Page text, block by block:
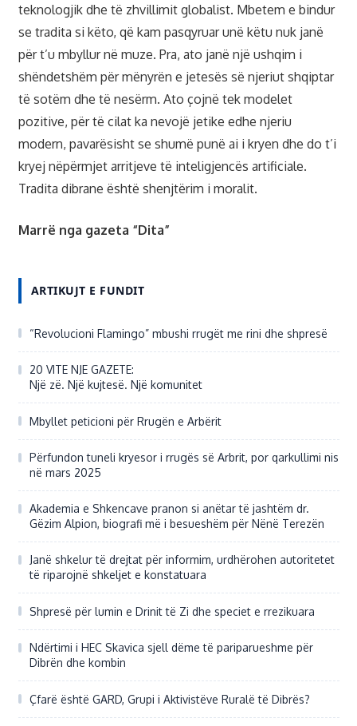
teknologjik dhe të zhvillimit globalist. Mbetem e bindur
se tradita si këto, që kam pasqyruar unë këtu nuk janë
për t’u mbyllur në muze. Pra, ato janë një ushqim i
shëndetshëm për mënyrën e jetesës së njeriut shqiptar
të sotëm dhe të nesërm. Ato çojnë tek modelet
pozitive, për të cilat ka nevojë jetike edhe njeriu
modern, pavarësisht se shumë punë ai i kryen dhe do t’i
kryej nëpërmjet arritjeve të inteligjencës artificiale.
Tradita dibrane është shenjtërim i moralit.
Marrë nga gazeta “Dita”
ARTIKUJT E FUNDIT
“Revolucioni Flamingo” mbushi rrugët me rini dhe shpresë
20 VITE NJE GAZETE:
Një zë. Një kujtesë. Një komunitet
Mbyllet peticioni për Rrugën e Arbërit
Përfundon tuneli kryesor i rrugës së Arbrit, por qarkullimi nis
në mars 2025
Akademia e Shkencave pranon si anëtar të jashtëm dr.
Gëzim Alpion, biografi më i besueshëm për Nënë Terezën
Janë shkelur të drejtat për informim, urdhërohen autoritetet
të riparojnë shkeljet e konstatuara
Shpresë për lumin e Drinit të Zi dhe speciet e rrezikuara
Ndërtimi i HEC Skavica sjell dëme të pariparueshme për
Dibrën dhe kombin
Çfarë është GARD, Grupi i Aktivistëve Ruralë të Dibrës?